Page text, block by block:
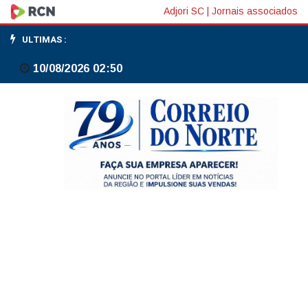
Justiça
proíbe
venda
Adjori SC Jornais associados
ULTIMAS :
10/08/2026 02:50